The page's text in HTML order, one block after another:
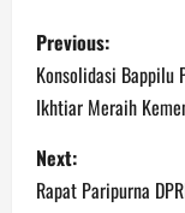
P
o
s
t
Previous:
Konsolidasi Bappilu
Ikhtiar Meraih
Next:
Rapat Paripurna